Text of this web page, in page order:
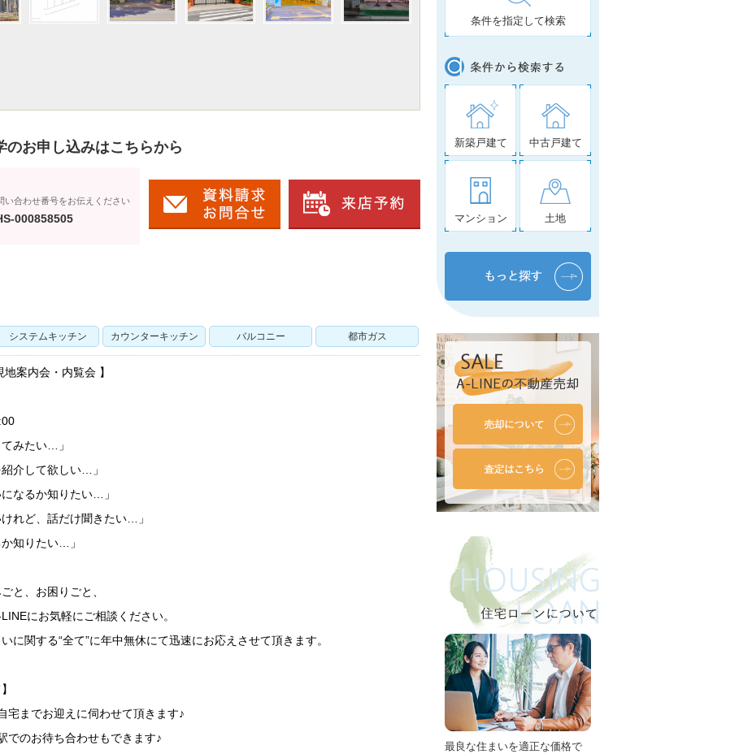
のお申し込みはこちらから
い合わせ番号をお伝えください
000858505
システムキッチン カウンターキッチン バルコニー 都市ガス
地案内会・内覧会 】
みたい…」
介して欲しい…」
なるか知りたい…」
けれど、話だけ聞きたい…」
知りたい…」
と、お困りごと、
にお気軽にご相談ください。
に関する“全て”に年中無休にて迅速にお応えさせて頂きます。
宅までお迎えに伺わせて頂きます♪
でのお待ち合わせもできます♪
条件を指定して検索
新築戸建て 中古戸建て
マンション 土地
最良な住まいを適正な価格で